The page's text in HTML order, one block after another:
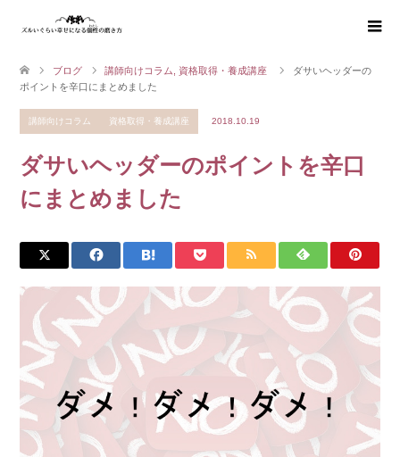
ブログ 講師向けコラム 資格取得・養成講座
ダサいヘッダーの
ポイントを辛口にまとめました
講師向けコラム 資格取得・養成講座 2018.10.19
ダサいヘッダーのポイントを辛口
にまとめました